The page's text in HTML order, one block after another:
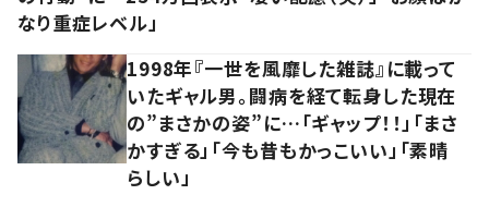
なり重症レベル」
1998年『一世を風靡した雑誌』に載って
いたギャル男。闘病を経て転身した現在
の”まさかの姿”に…「ギャップ！！」「まさ
かすぎる」「今も昔もかっこいい」「素晴
らしい」